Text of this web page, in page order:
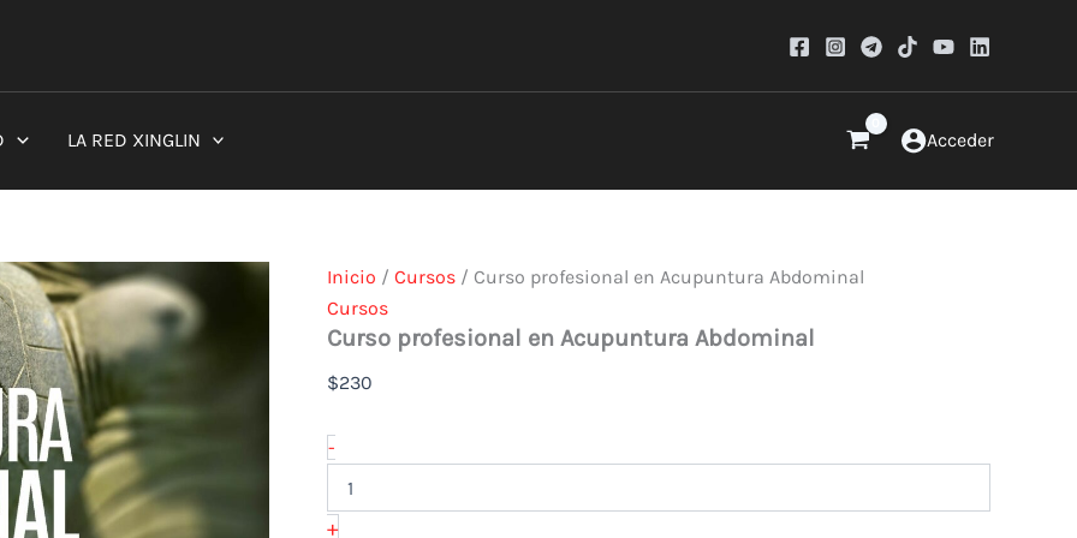
LA RED XINGLIN Acceder
Inicio / Cursos / Curso profesional en Acupuntura Abdominal
Cursos
Curso profesional en Acupuntura Abdominal
$230
-
+